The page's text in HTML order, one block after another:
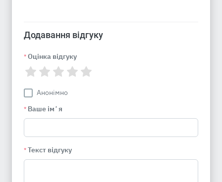
Додавання відгуку
* Оцінка відгуку
Анонімно
* Ваше імʼя
* Текст відгуку